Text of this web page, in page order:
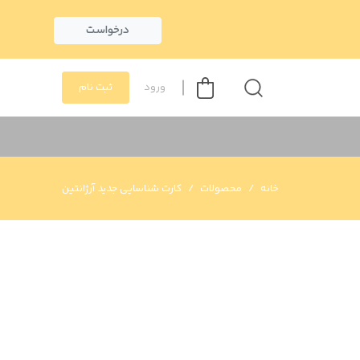
درخواست
ورود ثبت نام
خانه محصولات کارت شناسایی جدید آرژانتین